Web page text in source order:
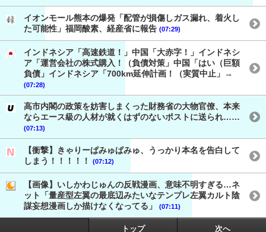
イオンモール熊本の爆発「配管が損傷しガス漏れ、着火し
た可能性」福岡酸素、経産省に報告 (07:29)
インドネシア「高速鉄道！」中国「大赤字！」インドネシ
ア「運営会社の株式購入！（負債対策」中国「はい（巨額
負債」インドネシア「700km延伸計画！（実質中止」→
(07:28)
高市内閣の政策を妨害しまくった財務省の大物官僚、本来
ならエース級の人材が就くはずのないポストに送られ……
(07:13)
【衝撃】きゃりーぱみゅぱみゅ、うっかり本名を告白して
しまう！！！！！
(07:12)
【画像】いしかわじゅんの反戦漫画、意味不明すぎる…ネ
ット「量産型左翼の最底辺みたいなテンプレ左翼カルト陰
謀妄想漫画しか描けなくなってる」
(07:11)
トップ 次へ